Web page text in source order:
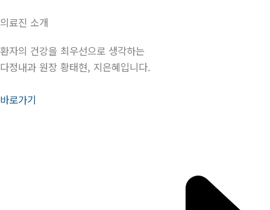
의료진 소개
환자의 건강을 최우선으로 생각하는
다정내과 원장 황태현, 지은혜입니다.
바로가기